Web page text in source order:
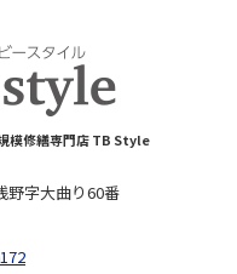
模修繕専門店 TB Style
野字大曲り60番